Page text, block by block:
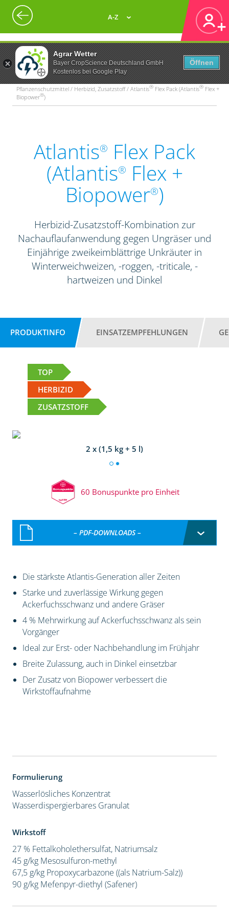
Agrar Wetter
Bayer CropScience Deutschland GmbH
Kostenlos bei Google Play
Öffnen
A-Z
Pflanzenschutzmittel / Herbizid, Zusatzstoff / Atlantis® Flex Pack (Atlantis® Flex +
Biopower®)
Atlantis® Flex Pack
(Atlantis® Flex +
Biopower®)
Herbizid-Zusatzstoff-Kombination zur
Nachauflaufanwendung gegen Ungräser und
Einjährige zweikeimblättrige Unkräuter in
Winterweichweizen, -roggen, -triticale, -
hartweizen und Dinkel
PRODUKTINFO EINSATZEMPFEHLUNGEN
TOP
HERBIZID
ZUSATZSTOFF
2 x (1,5 kg + 5 l)
60 Bonuspunkte pro Einheit
– PDF-DOWNLOADS –
Die stärkste Atlantis-Generation aller Zeiten
Starke und zuverlässige Wirkung gegen
Ackerfuchsschwanz und andere Gräser
4 % Mehrwirkung auf Ackerfuchsschwanz als sein
Vorgänger
Ideal zur Erst- oder Nachbehandlung im Frühjahr
Breite Zulassung, auch in Dinkel einsetzbar
Der Zusatz von Biopower verbessert die
Wirkstoffaufnahme
Formulierung
Wasserlösliches Konzentrat
Wasserdispergierbares Granulat
Wirkstoff
27 % Fettalkoholethersulfat, Natriumsalz
45 g/kg Mesosulfuron-methyl
67,5 g/kg Propoxycarbazone ((als Natrium-Salz))
90 g/kg Mefenpyr-diethyl (Safener)